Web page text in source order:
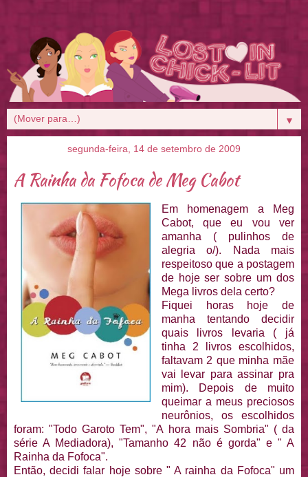
▼
segunda-feira, 14 de setembro de 2009
A Rainha da Fofoca de Meg Cabot
Em homenagem a Meg
Cabot, que eu vou ver
amanha ( pulinhos de
alegria o/). Nada mais
respeitoso que a postagem
de hoje ser sobre um dos
Mega livros dela certo?
Fiquei horas hoje de
manha tentando decidir
quais livros levaria ( já
tinha 2 livros escolhidos,
faltavam 2 que minha mãe
vai levar para assinar pra
mim). Depois de muito
queimar a meus preciosos
neurônios, os escolhidos
foram: "Todo Garoto Tem", "A hora mais Sombria" ( da
série A Mediadora), "Tamanho 42 não é gorda" e " A
Rainha da Fofoca".
Então, decidi falar hoje sobre " A rainha da Fofoca" um